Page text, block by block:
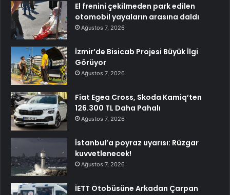
El frenini çekilmeden park edilen
otomobil yayaların arasına daldı
Ağustos 7, 2026
İzmir’de Bisicab Projesi Büyük İlgi
Görüyor
Ağustos 7, 2026
Fiat Egea Cross, Skoda Kamiq’ten
126.300 TL Daha Pahalı
Ağustos 7, 2026
İstanbul’a poyraz uyarısı: Rüzgar
kuvvetlenecek!
Ağustos 7, 2026
İETT Otobüsüne Arkadan Çarpan